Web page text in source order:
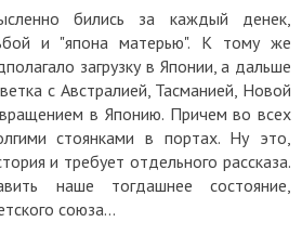
бились за каждый денек,
и "япона матерью". К тому же
загрузку в Японии, а дальше
с Австралией, Тасманией, Новой
в Японию. Причем во всех
стоянками в портах. Ну это,
и требует отдельного рассказа.
наше тогдашнее состояние,
союза…